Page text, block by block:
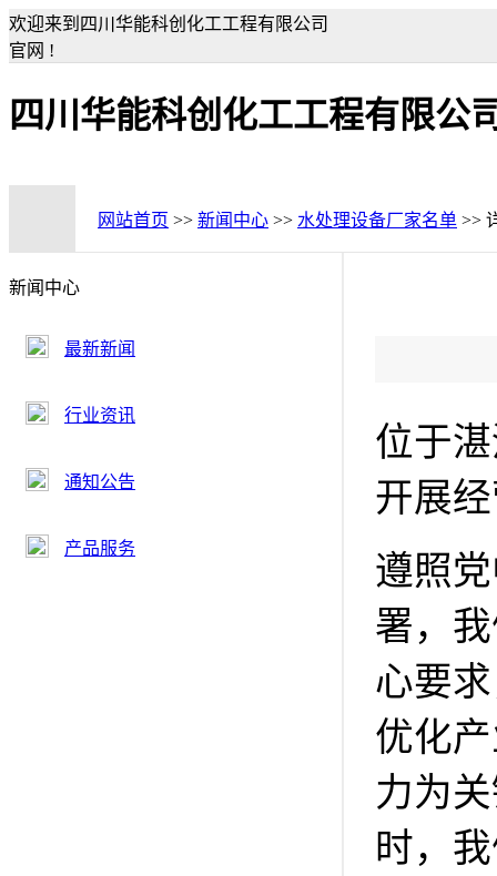
欢迎来到四川华能科创化工工程有限公司
官网 !
四川华能科创化工工程有限公
网站首页 >> 新闻中心 >> 水处理设备厂家名单 >>
新闻中心
最新新闻
行业资讯
通知公告
产品服务
位于
开展
遵照
署，
心要
优化
力为
时，